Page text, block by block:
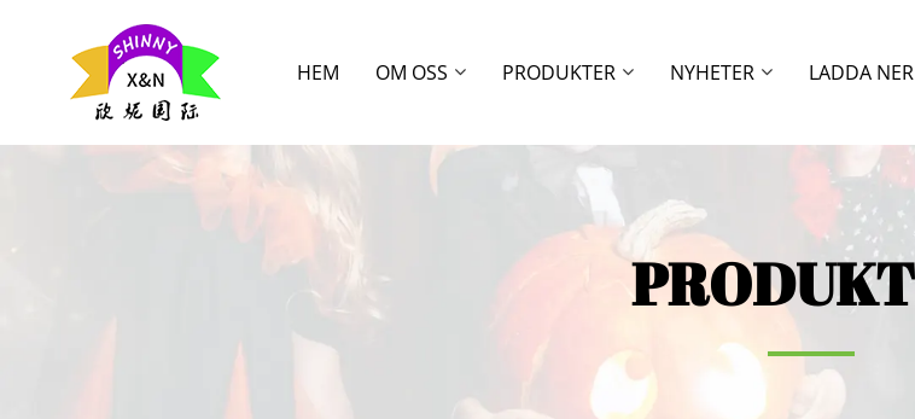
HEM OM OSS PRODUKTER NYHETER LADDA NER